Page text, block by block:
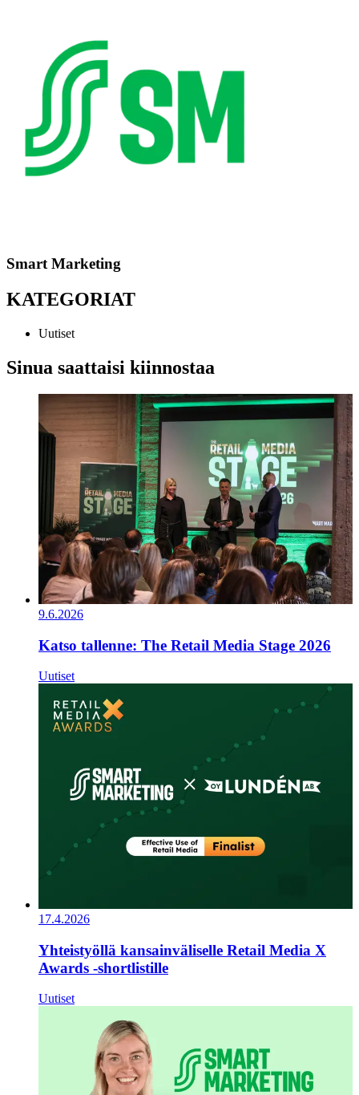
Smart Marketing
KATEGORIAT
Uutiset
Sinua saattaisi kiinnostaa
9.6.2026
Katso tallenne: The Retail Media Stage 2026
Uutiset
17.4.2026
Yhteistyöllä kansainväliselle Retail Media X
Awards -shortlistille
Uutiset